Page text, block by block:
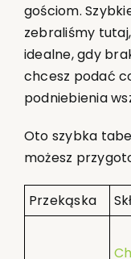
gościom.
zebraliśmy
idealne, gdy
chcesz podać
podniebienia
Oto szybka
możesz
Przekąska